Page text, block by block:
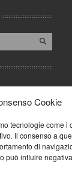
Cookie
tecnologie come i
Il consenso a
di
può influire